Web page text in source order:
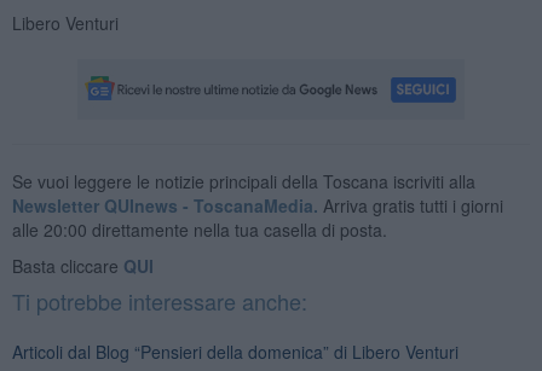
Libero Venturi
Se vuoi leggere le notizie principali della Toscana iscriviti alla
Newsletter QUInews - ToscanaMedia. Arriva gratis tutti i giorni
alle 20:00 direttamente nella tua casella di posta.
Basta cliccare QUI
Ti potrebbe interessare anche:
Articoli dal Blog “Pensieri della domenica” di Libero Venturi